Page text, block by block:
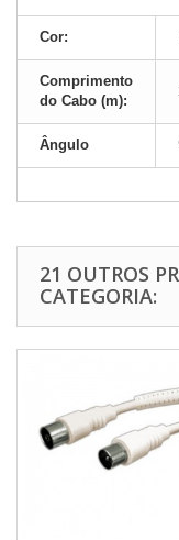
Cor:
Comprimento
do Cabo (m):
Ângulo
21 OUTROS
CATEGORIA: